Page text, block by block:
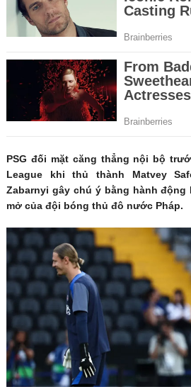
PSG đối mặt căng thẳng nội bộ
League khi thủ thành Matvey
Zabarnyi gây chú ý bằng hành
mở của đội bóng thủ đô nước Pháp.